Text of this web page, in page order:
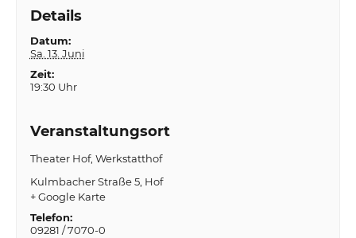
Details
Datum:
Sa. 13. Juni
Zeit:
19:30 Uhr
Veranstaltungsort
Theater Hof, Werkstatthof
Kulmbacher Straße 5 Hof
+ Google Karte
Telefon:
09281 / 7070-0